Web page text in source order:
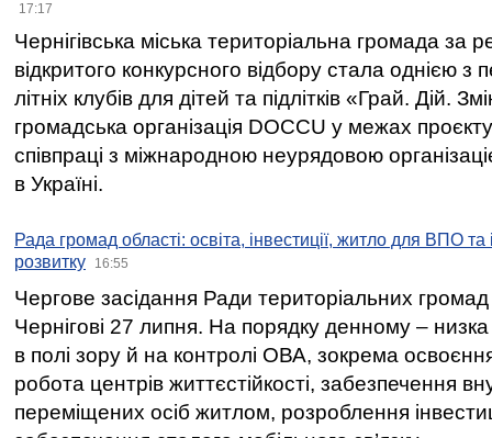
17:17
Чернігівська міська територіальна громада за
відкритого конкурсного відбору стала однією
літніх клубів для дітей та підлітків «Грай. Дій.
громадська організація DOCCU у межах
співпраці з міжнародною неурядовою
в Україні.
Рада громад області: освіта, інвестиції, житло для ВПО
розвитку
16:55
Чергове засідання Ради територіальних громад
Чернігові 27 липня. На порядку денному –
в полі зору й на контролі ОВА, зокрема освоєння
робота центрів життєстійкості, забезпечення
переміщених осіб житлом, розроблення